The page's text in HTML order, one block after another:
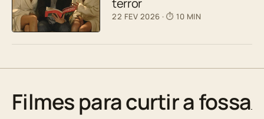
22 FEV 2026 · ⏱ 10 MIN
Filmes para curtir a fossa